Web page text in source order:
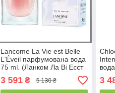
Lancome La Vie est Belle
L'Éveil парфумована вода
75 ml. (Ланком Ла Ві Есст
Бель Л Евеїль)
3 591₴ 5 130 ₴
де
3